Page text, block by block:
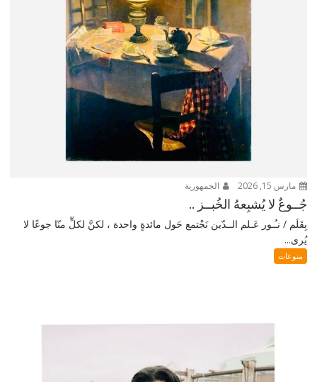
مارس 15, 2026 الجمهورية
جُــوعٌ لا يُشبِعهُ الخُبــز ..
بِقَلَم / نـُـور عَـلم الــدّين نَجْتمع حَول مائدةٍ واحدة ، لكنَّ لكلٍّ منّا جوعًا لا
يُرى...
منوعات